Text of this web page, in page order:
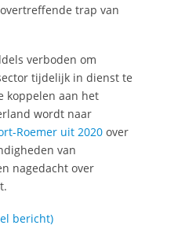
trap van
verboden om
tijdelijk in dienst te
koppelen aan het
wordt naar
Roemer uit 2020 over
van
nagedacht over
bericht)